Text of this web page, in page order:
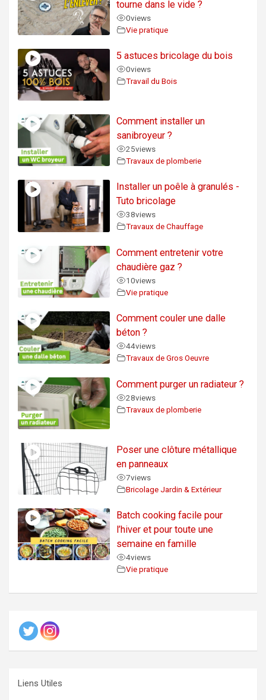
tourne dans le vide ?
0views
Vie pratique
5 astuces bricolage du bois
0views
Travail du Bois
Comment installer un
sanibroyeur ?
25views
Travaux de plomberie
Installer un poêle à granulés -
Tuto bricolage
38views
Travaux de Chauffage
Comment entretenir votre
chaudière gaz ?
10views
Vie pratique
Comment couler une dalle
béton ?
44views
Travaux de Gros Oeuvre
Comment purger un radiateur ?
28views
Travaux de plomberie
Poser une clôture métallique
en panneaux
7views
Bricolage Jardin & Extérieur
Batch cooking facile pour
l’hiver et pour toute une
semaine en famille
4views
Vie pratique
Liens Utiles